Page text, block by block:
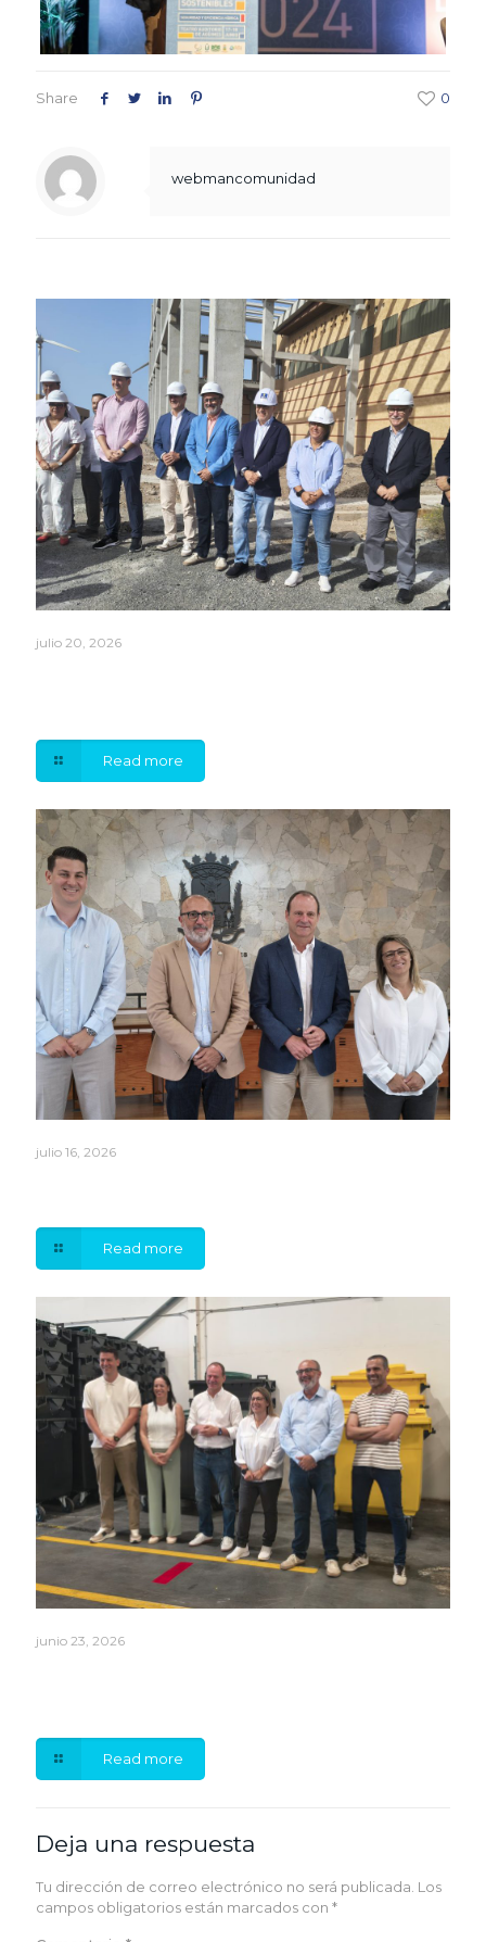
Share 0
webmancomunidad
julio 20, 2026
Read more
julio 16, 2026
Read more
junio 23, 2026
Read more
Deja una respuesta
Tu dirección de correo electrónico no será publicada. Los
campos obligatorios están marcados con *